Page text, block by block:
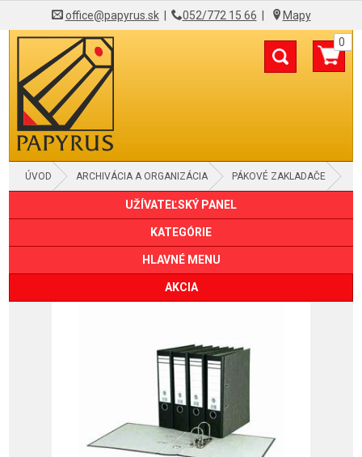
office@papyrus.sk| 052/772 15 66 Mapy
0
ÚVOD ARCHIVÁCIA A ORGANIZÁCIA PÁKOVÉ ZAKLADAČE
UŽÍVATEĽSKÝ PANEL
KATEGÓRIE
HLAVNÉ MENU
AKCIA